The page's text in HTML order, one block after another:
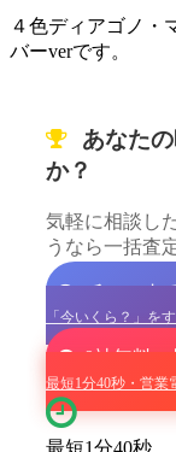
４色ディアゴノ・
バーverです。
あなた
か？
気軽に相談し
うなら一括査
チャット
「今いくら？」を
9社無料一
最短1分40秒・営業
最短1分40秒